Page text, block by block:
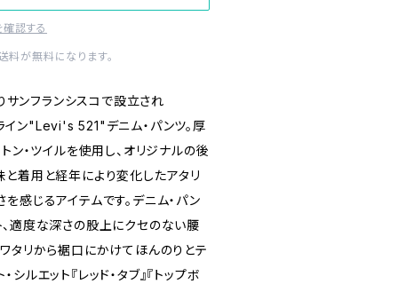
認する
が無料になります。
ンフランシスコで設立され
ン"Levi's 521"デニム・パンツ。厚
ン・ツイルを使用し、オリジナルの後
着用と経年により変化したアタリ
感じるアイテムです。デニム・パン
適度な深さの股上にクセのない腰
タリから裾口にかけてほんのりとテ
ルエット『レッド・タブ』『トップボ